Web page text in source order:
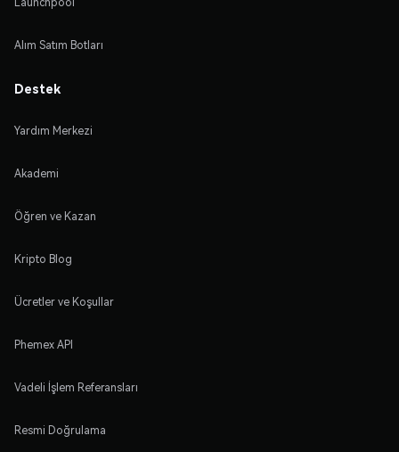
Alım Satım Botları
Destek
Yardım Merkezi
Akademi
Öğren ve Kazan
Kripto Blog
Ücretler ve Koşullar
Phemex API
Vadeli İşlem Referansları
Resmi Doğrulama